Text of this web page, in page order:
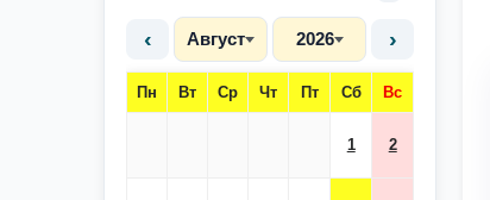
‹ Август 2026 ›
Пн Вт Ср Чт Пт Сб Вс
1 2